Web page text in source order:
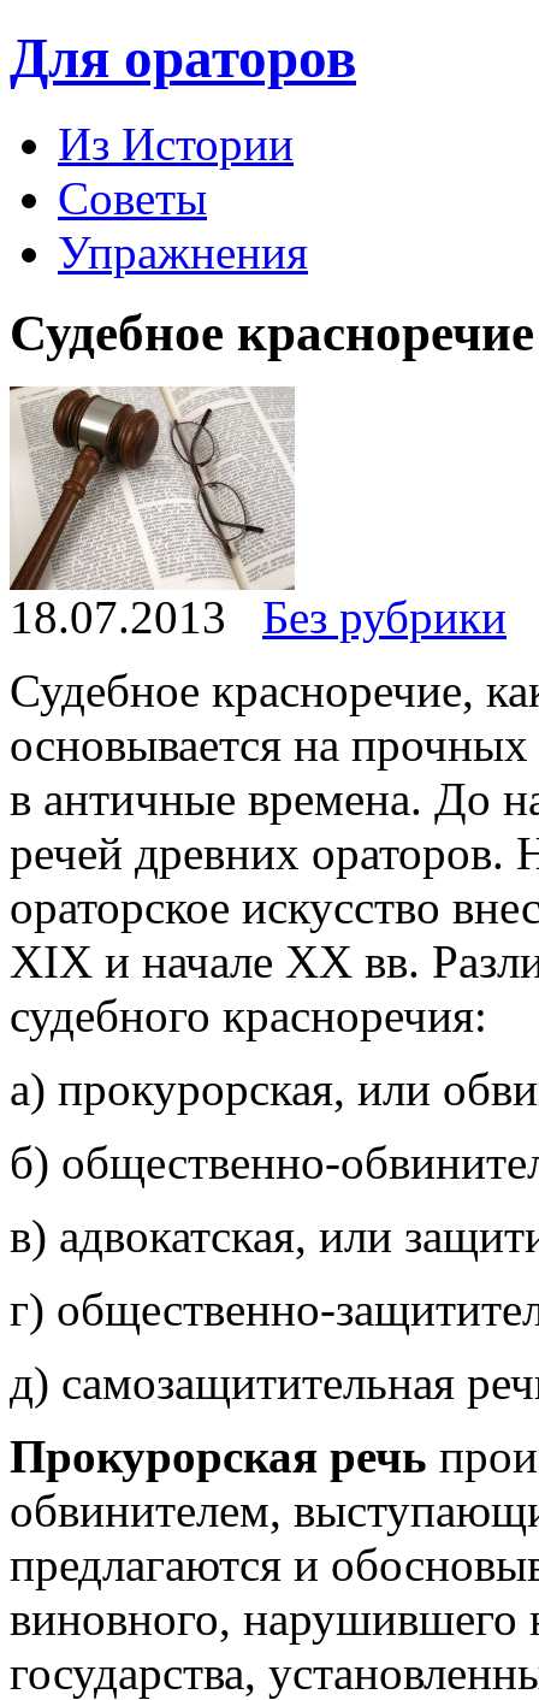
Для ораторов
Из Истории
Советы
Упражнения
Судебное красноречие
18.07.2013
Без рубрики
Судебное красноречие,
основывается на
в античные времена. До
ре­чей древних ораторов.
ораторское искусство
XIX и начале XX вв.
судебного красноречия:
а) прокурорская, или
б) общественно-
в) адвокатская, или
г) общественно-
д) самозащитительная
Прокурорская речь
обвинителем,
предлагаются и
виновного,
государства,